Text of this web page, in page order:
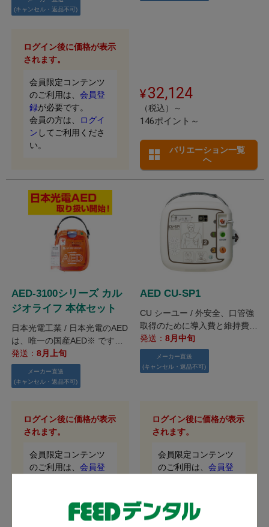
(キャンセル・返品不可)
ログイン後に価格が表示
されます。
会員限定コンテンツ
のご利用は、 会員登
録が必要です。
会員の方は、
ログイ
ン してご利用くださ
い。
32,124
（税込）～
146ポイント～
バリエーション一覧
へ
AED-3100シリーズ カル
ジオライフ 本体セット
日本光電工業 / 日本光電のAED
は、唯一の国産AED※ です。
※2021年8月現在 リモート監
視システム標準装備。 AED-31
00は、高品質なものづくりを
実現するための生産環境を整え
生産しています。
発送： 8月上旬
メーカー直送
(キャンセル・返品不可)
ログイン後に価格が表示
されます。
会員限定コンテンツ
のご利用は、 会員登
してご利用くださ
AED CU-SP1
CU シーユー / 外安全、口管強
取得のために導入費と維持費を
抑えられるAED。ガイドライン
2020対応!
発送： 8月中旬
メーカー直送
(キャンセル・返品不可)
ログイン後に価格が表示
されます。
会員限定コンテンツ
のご利用は、 会員登
ンしてご利用くださ
い。